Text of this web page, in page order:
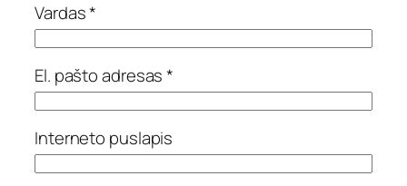
Vardas*
El. pašto adresas*
Interneto puslapis